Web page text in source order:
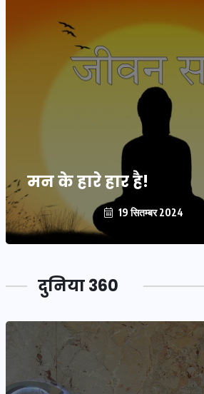
मन के हारे हार है!
19 सितम्बर 2024
दुनिया 360